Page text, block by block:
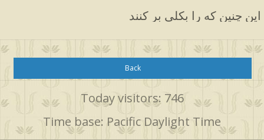
این چنین که را بکلی بر کنند
Back
Today visitors: 746
Time base: Pacific Daylight Time